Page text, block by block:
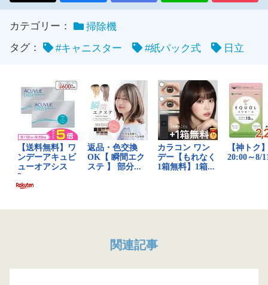
カテゴリー：
掃除機
タグ：
#キャニスター #紙パック式 日立
関連記事